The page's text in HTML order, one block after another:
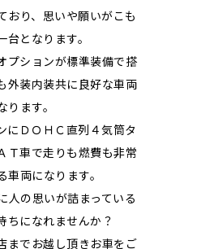
おり、思いや願いがこも
台となります。
プションが標準装備で搭
外装内装共に良好な車両
ります。
にＤＯＨＣ直列４気筒タ
Ｔ車で走りも燃費も非常
車両になります。
人の思いが詰まっている
ちになれませんか？
までお越し頂きお車をご